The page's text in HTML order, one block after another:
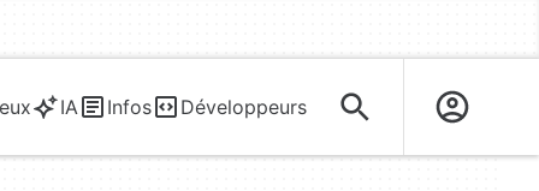
IA Infos Développeurs